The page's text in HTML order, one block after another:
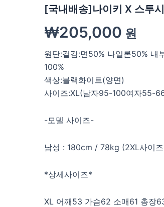
[국내배송]나이키 X 스투
₩205,000 원
원단:겉감:면50% 나일론50% 내
100%
색상:블랙화이트(양면)
사이즈:XL(남자95-100여자55-
-모델 사이즈-
남성 : 180cm / 78kg (2XL사이
*상세사이즈*
XL 어깨53 가슴62 소매61 총장